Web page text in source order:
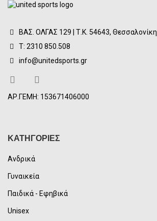
ΒΑΣ. ΟΛΓΑΣ 129 | Τ.Κ. 54643, Θεσσαλονίκη
Τ: 2310 850.508
info@unitedsports.gr
ΑΡ.ΓΕΜΗ: 153671406000
ΚΑΤΗΓΟΡΙΕΣ
Ανδρικά
Γυναικεία
Παιδικά - Εφηβικά
Unisex